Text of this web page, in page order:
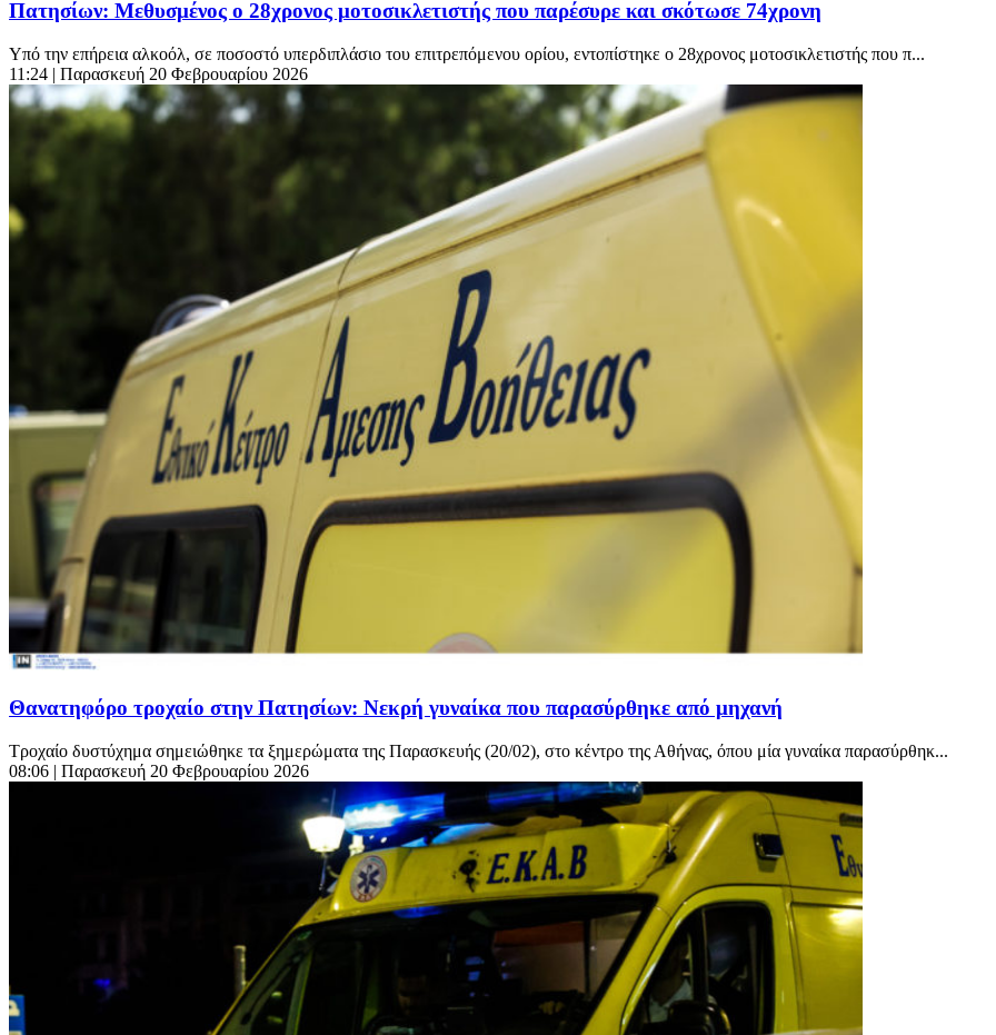
Πατησίων: Μεθυσμένος ο 28χρονος μοτοσικλετιστής που παρέσυρε και σκότωσε 74χρονη
Υπό την επήρεια αλκοόλ, σε ποσοστό υπερδιπλάσιο του επιτρεπόμενου ορίου, εντοπίστηκε ο 28χρονος μοτοσικλετιστής που π...
11:24 | Παρασκευή 20 Φεβρουαρίου 2026
Θανατηφόρο τροχαίο στην Πατησίων: Νεκρή γυναίκα που παρασύρθηκε από μηχανή
Τροχαίο δυστύχημα σημειώθηκε τα ξημερώματα της Παρασκευής (20/02), στο κέντρο της Αθήνας, όπου μία γυναίκα παρασύρθηκ...
08:06 | Παρασκευή 20 Φεβρουαρίου 2026